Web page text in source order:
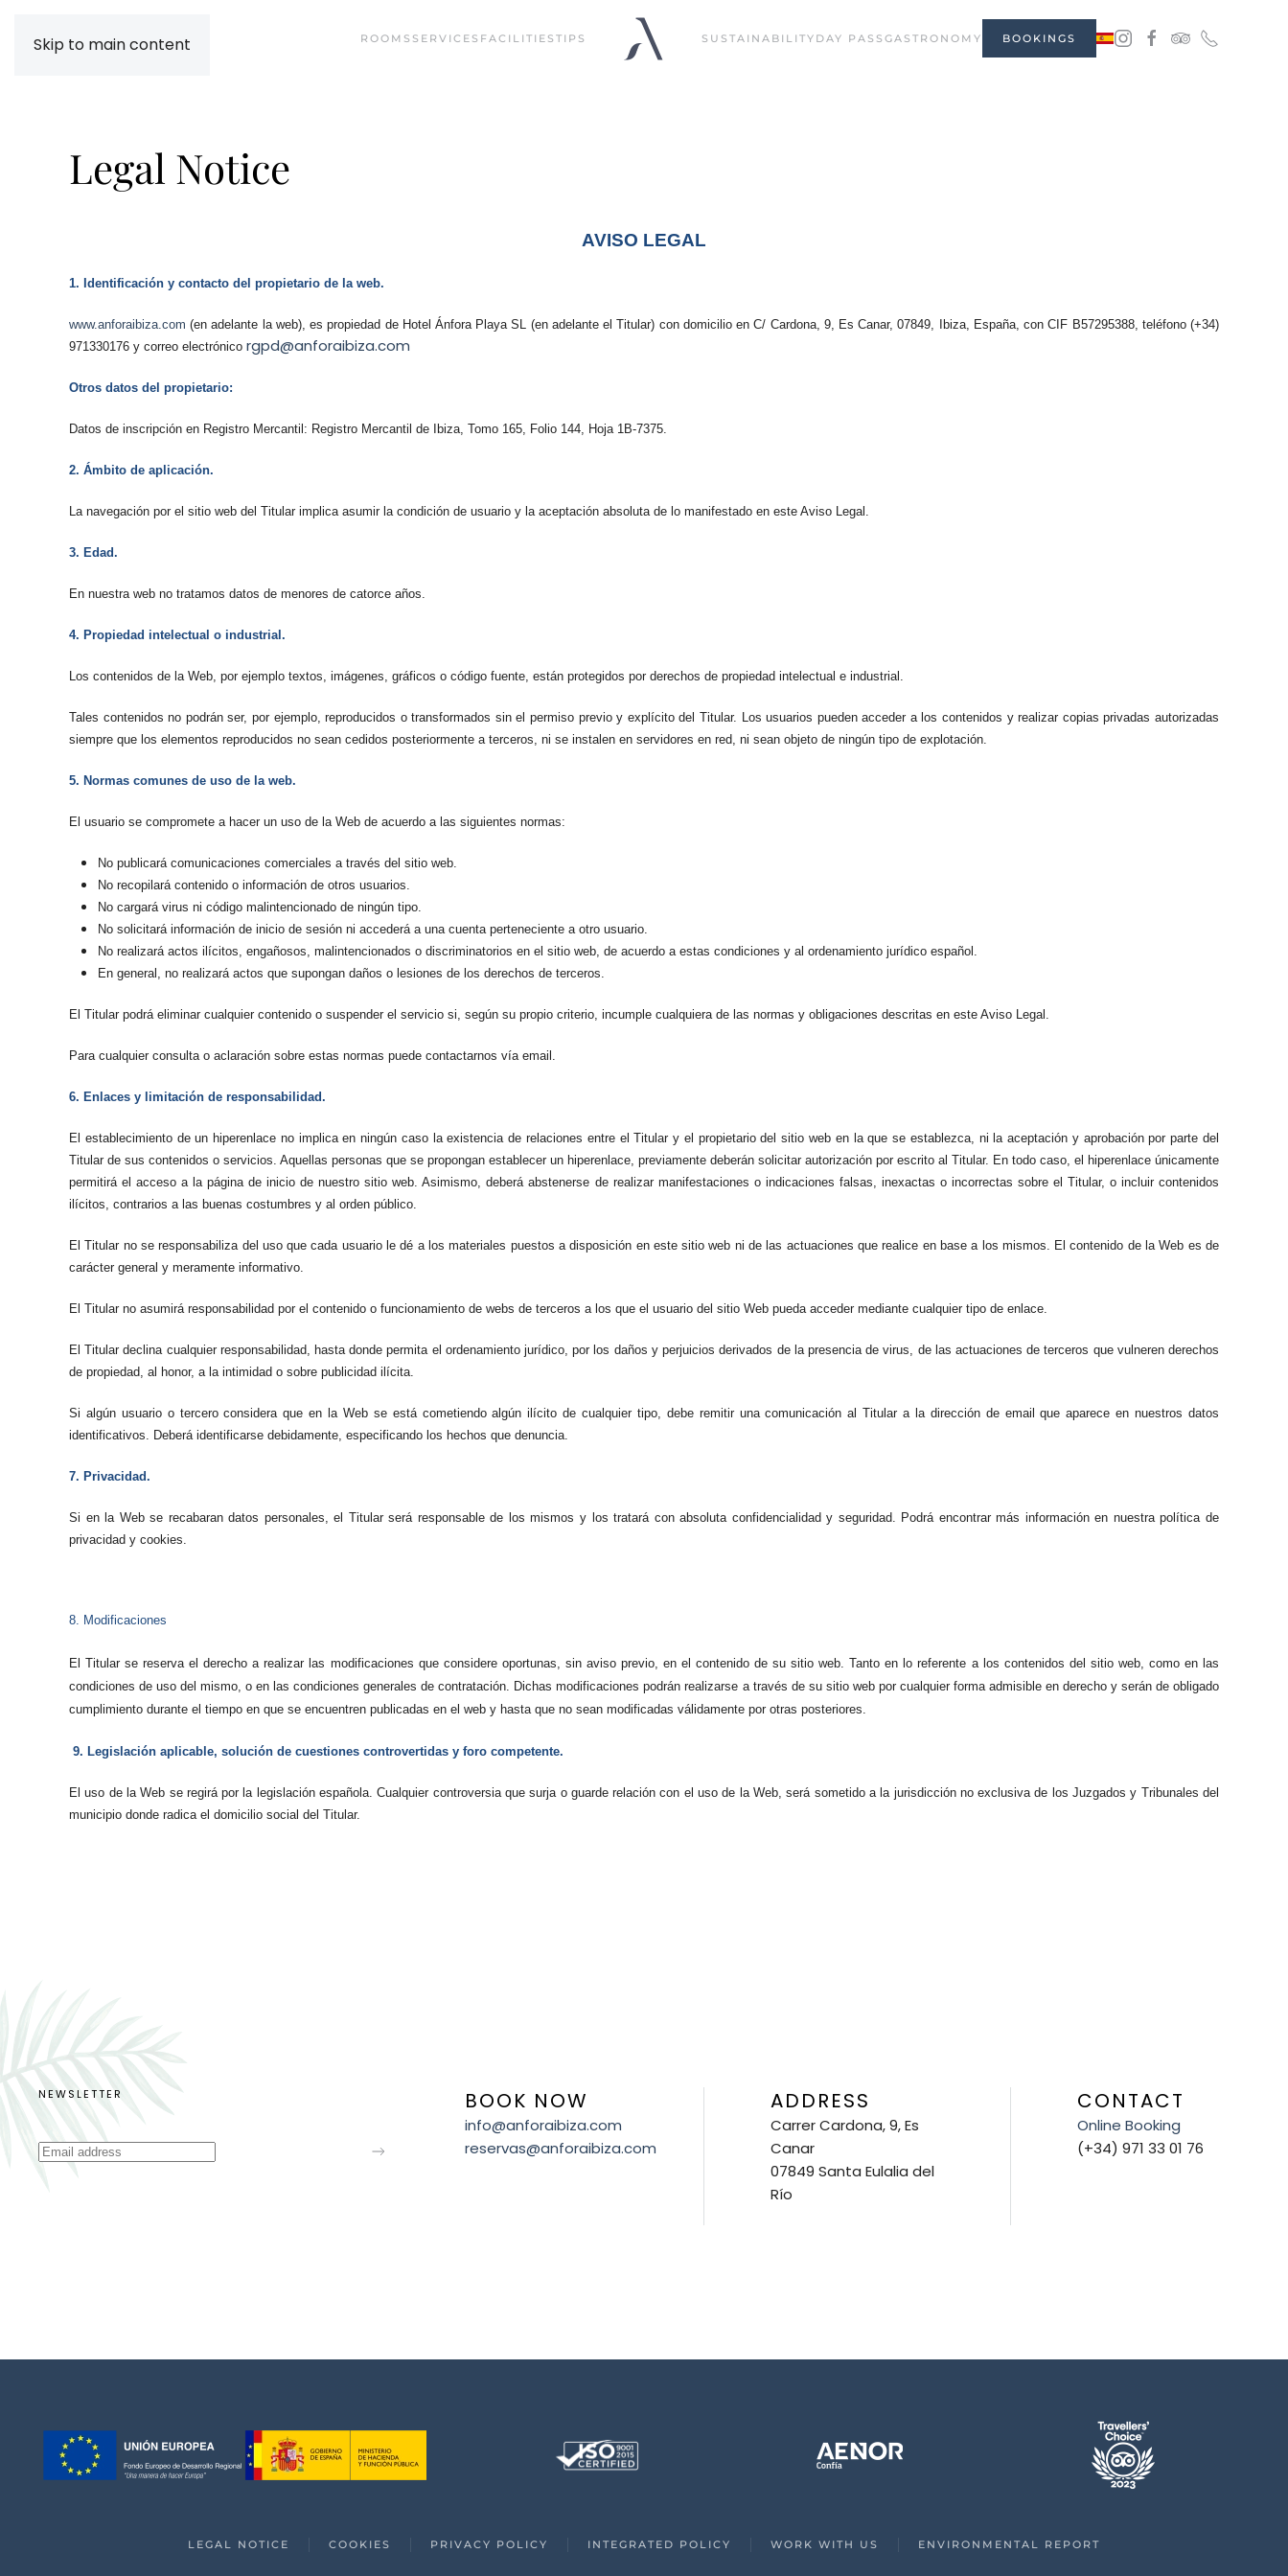
Skip to main content ROOMS SERVICES FACILITIES TIPS SUSTAINABILITY DAY PASS GASTRONOMY BOOKINGS
Legal Notice
AVISO LEGAL
1. Identificación y contacto del propietario de la web.
www.anforaibiza.com (en adelante la web), es propiedad de Hotel Ánfora Playa SL (en adelante el Titular) con domicilio en C/ Cardona, 9, Es Canar, 07849, Ibiza, España, con CIF B57295388, teléfono (+34)
971330176 y correo electrónico rgpd@anforaibiza.com
Otros datos del propietario:
Datos de inscripción en Registro Mercantil: Registro Mercantil de Ibiza, Tomo 165, Folio 144, Hoja 1B-7375.
2. Ámbito de aplicación.
La navegación por el sitio web del Titular implica asumir la condición de usuario y la aceptación absoluta de lo manifestado en este Aviso Legal.
3. Edad.
En nuestra web no tratamos datos de menores de catorce años.
4. Propiedad intelectual o industrial.
Los contenidos de la Web, por ejemplo textos, imágenes, gráficos o código fuente, están protegidos por derechos de propiedad intelectual e industrial.
Tales contenidos no podrán ser, por ejemplo, reproducidos o transformados sin el permiso previo y explícito del Titular. Los usuarios pueden acceder a los contenidos y realizar copias privadas autorizadas
siempre que los elementos reproducidos no sean cedidos posteriormente a terceros, ni se instalen en servidores en red, ni sean objeto de ningún tipo de explotación.
5. Normas comunes de uso de la web.
El usuario se compromete a hacer un uso de la Web de acuerdo a las siguientes normas:
No publicará comunicaciones comerciales a través del sitio web.
No recopilará contenido o información de otros usuarios.
No cargará virus ni código malintencionado de ningún tipo.
No solicitará información de inicio de sesión ni accederá a una cuenta perteneciente a otro usuario.
No realizará actos ilícitos, engañosos, malintencionados o discriminatorios en el sitio web, de acuerdo a estas condiciones y al ordenamiento jurídico español.
En general, no realizará actos que supongan daños o lesiones de los derechos de terceros.
El Titular podrá eliminar cualquier contenido o suspender el servicio si, según su propio criterio, incumple cualquiera de las normas y obligaciones descritas en este Aviso Legal.
Para cualquier consulta o aclaración sobre estas normas puede contactarnos vía email.
6. Enlaces y limitación de responsabilidad.
El establecimiento de un hiperenlace no implica en ningún caso la existencia de relaciones entre el Titular y el propietario del sitio web en la que se establezca, ni la aceptación y aprobación por parte del
Titular de sus contenidos o servicios. Aquellas personas que se propongan establecer un hiperenlace, previamente deberán solicitar autorización por escrito al Titular. En todo caso, el hiperenlace únicamente
permitirá el acceso a la página de inicio de nuestro sitio web. Asimismo, deberá abstenerse de realizar manifestaciones o indicaciones falsas, inexactas o incorrectas sobre el Titular, o incluir contenidos
ilícitos, contrarios a las buenas costumbres y al orden público.
El Titular no se responsabiliza del uso que cada usuario le dé a los materiales puestos a disposición en este sitio web ni de las actuaciones que realice en base a los mismos. El contenido de la Web es de
carácter general y meramente informativo.
El Titular no asumirá responsabilidad por el contenido o funcionamiento de webs de terceros a los que el usuario del sitio Web pueda acceder mediante cualquier tipo de enlace.
El Titular declina cualquier responsabilidad, hasta donde permita el ordenamiento jurídico, por los daños y perjuicios derivados de la presencia de virus, de las actuaciones de terceros que vulneren derechos
de propiedad, al honor, a la intimidad o sobre publicidad ilícita.
Si algún usuario o tercero considera que en la Web se está cometiendo algún ilícito de cualquier tipo, debe remitir una comunicación al Titular a la dirección de email que aparece en nuestros datos
identificativos. Deberá identificarse debidamente, especificando los hechos que denuncia.
7. Privacidad.
Si en la Web se recabaran datos personales, el Titular será responsable de los mismos y los tratará con absoluta confidencialidad y seguridad. Podrá encontrar más información en nuestra política de
privacidad y cookies.
8. Modificaciones
El Titular se reserva el derecho a realizar las modificaciones que considere oportunas, sin aviso previo, en el contenido de su sitio web. Tanto en lo referente a los contenidos del sitio web, como en las
condiciones de uso del mismo, o en las condiciones generales de contratación. Dichas modificaciones podrán realizarse a través de su sitio web por cualquier forma admisible en derecho y serán de obligado
cumplimiento durante el tiempo en que se encuentren publicadas en el web y hasta que no sean modificadas válidamente por otras posteriores.
9. Legislación aplicable, solución de cuestiones controvertidas y foro competente.
El uso de la Web se regirá por la legislación española. Cualquier controversia que surja o guarde relación con el uso de la Web, será sometido a la jurisdicción no exclusiva de los Juzgados y Tribunales del
municipio donde radica el domicilio social del Titular.
NEWSLETTER BOOK NOW
info@anforaibiza.com
reservas@anforaibiza.com
ADDRESS
Carrer Cardona, 9, Es
Canar
07849 Santa Eulalia del
Río
CONTACT
Online Booking
(+34) 971 33 01 76
LEGAL NOTICE COOKIES PRIVACY POLICY INTEGRATED POLICY WORK WITH US ENVIRONMENTAL REPORT